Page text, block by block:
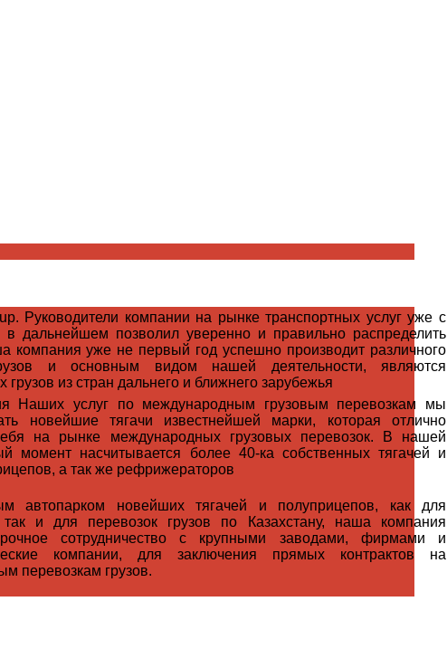
Руководители компании на рынке транспортных услуг уже с
дальнейшем позволил уверенно и правильно распределить
компания уже не первый год успешно производит различного
и основным видом нашей деятельности, являются
из стран дальнего и ближнего зарубежья
Наших услуг по международным грузовым перевозкам мы
новейшие тягачи известнейшей марки, которая отлично
на рынке международных грузовых перевозок. В нашей
момент насчитывается более 40-ка собственных тягачей и
а так же рефрижераторов
автопарком новейших тягачей и полуприцепов, как для
и для перевозок грузов по Казахстану, наша компания
сотрудничество с крупными заводами, фирмами и
компании, для заключения прямых контрактов на
перевозкам грузов.